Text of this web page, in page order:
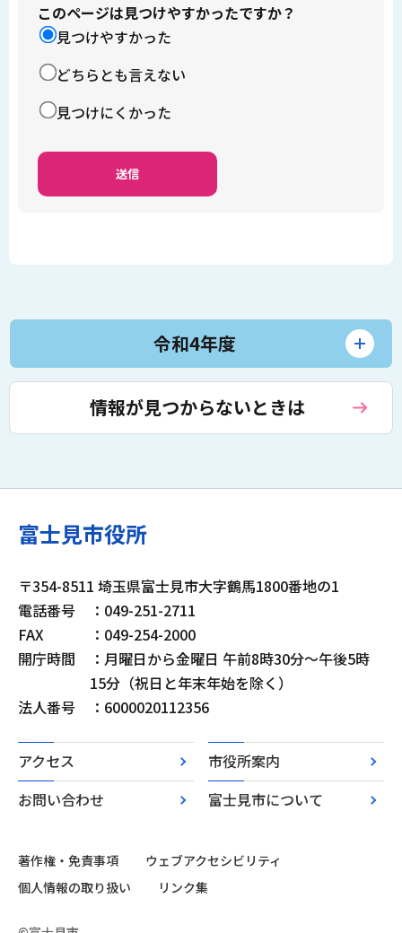
このページは見つけやすかったですか？
見つけやすかった
どちらとも言えない
見つけにくかった
令和4年度
情報が見つからないときは
富士見市役所
〒354-8511 埼玉県富士見市大字鶴馬1800番地の1
電話番号
：049-251-2711
FAX
：049-254-2000
開庁時間
：月曜日から金曜日 午前8時30分～午後5時
15分（祝日と年末年始を除く）
法人番号
：6000020112356
アクセス
市役所案内
お問い合わせ
富士見市について
著作権・免責事項
ウェブアクセシビリティ
個人情報の取り扱い
リンク集